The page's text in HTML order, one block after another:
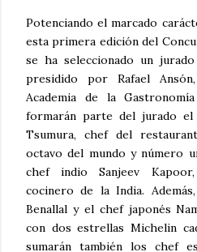
Potenciando el marcado
esta primera edición del
se ha seleccionado un
presidido por Rafael
Academia de la
formarán parte del jurado
Tsumura, chef del
octavo del mundo y número
chef indio Sanjeev
cocinero de la India.
Benallal y el chef japonés
con dos estrellas Michelin
sumarán también los chef